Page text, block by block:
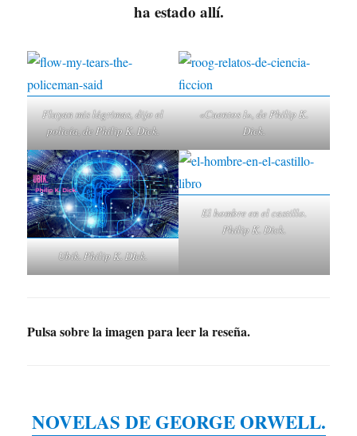
ha estado allí.
Fluyan mis lágrimas, dijo el
policía, de Philip K. Dick.
«Cuentos I», de Philip K.
Dick.
Ubik. Philip K. DIck.
El hombre en el castillo.
Philip K. Dick.
Pulsa sobre la imagen para leer la reseña.
NOVELAS DE GEORGE ORWELL.